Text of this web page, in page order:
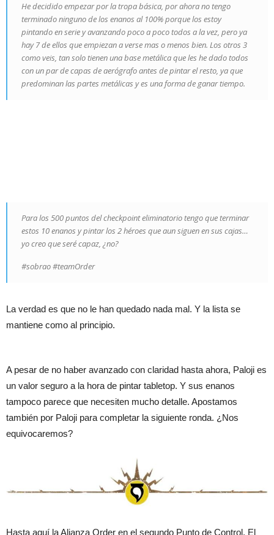
He decidido empezar por la tropa básica, por ahora no tengo
terminado ninguno de los enanos al 100% porque los estoy
pintando en serie y avanzando poco a poco todos a la vez, pero ya
hay 7 de ellos que empiezan a verse mas o menos bien. Los otros 3
como veis, tan solo tienen una base metálica que les he dado todos
con un par de capas de aerógrafo antes de pintar el resto, ya que
predominan las partes metálicas y es una forma de ganar tiempo.
Para los 500 puntos del checkpoint eliminatorio tengo que terminar
estos 10 enanos y pintar los 2 héroes que aun siguen en sus cajas…
yo creo que seré capaz, ¿no?
#sobrao #teamOrder
La verdad es que no le han quedado nada mal. Y la lista se
mantiene como al principio.
A pesar de no haber avanzado con claridad hasta ahora, Paloji es
un valor seguro a la hora de pintar tabletop. Y sus enanos
tampoco parece que necesiten mucho detalle. Apostamos
también por Paloji para completar la siguiente ronda. ¿Nos
equivocaremos?
Hasta aquí la Alianza Order en el segundo Punto de Control. El